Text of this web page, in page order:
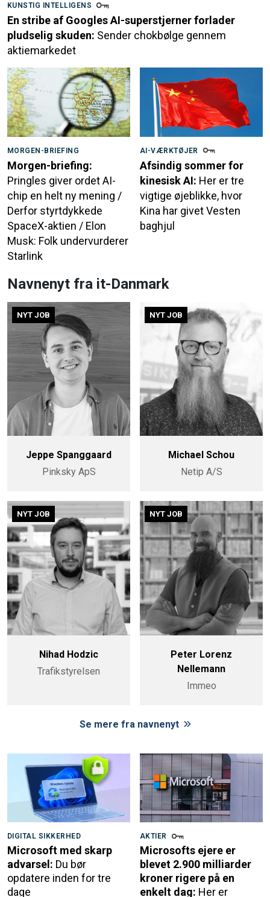
KUNSTIG INTELLIGENS
En stribe af Googles AI-superstjerner forlader
pludselig skuden: Sender chokbølge gennem
aktiemarkedet
MORGEN-BRIEFING
Morgen-briefing:
Pringles giver ordet AI-
chip en helt ny mening /
Derfor styrtdykkede
SpaceX-aktien / Elon
Musk: Folk undervurderer
Starlink
AI-VÆRKTØJER
Afsindig sommer for
kinesisk AI: Her er tre
vigtige øjeblikke, hvor
Kina har givet Vesten
baghjul
Navnenyt fra it-Danmark
NYT JOB
Jeppe Spanggaard
Pinksky ApS
NYT JOB
Michael Schou
Netip A/S
NYT JOB
Nihad Hodzic
Trafikstyrelsen
NYT JOB
Peter Lorenz
Nellemann
Immeo
Se mere fra navnenyt
DIGITAL SIKKERHED
Microsoft med skarp
advarsel: Du bør
opdatere inden for tre
dage
AKTIER
Microsofts ejere er
blevet 2.900 milliarder
kroner rigere på en
enkelt dag: Her er